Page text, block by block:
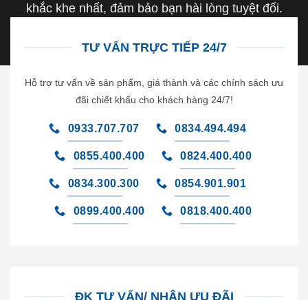
khắc khe nhất, đảm bảo bạn hài lòng tuyệt đối.
TƯ VẤN TRỰC TIẾP 24/7
Hỗ trợ tư vấn về sản phẩm, giá thành và các chính sách ưu
đãi chiết khấu cho khách hàng 24/7!
0933.707.707 0834.494.494
0855.400.400 0824.400.400
0834.300.300 0854.901.901
0899.400.400 0818.400.400
ĐK TƯ VẤN/ NHẬN ƯU ĐÃI